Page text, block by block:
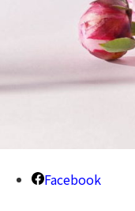
Facebook